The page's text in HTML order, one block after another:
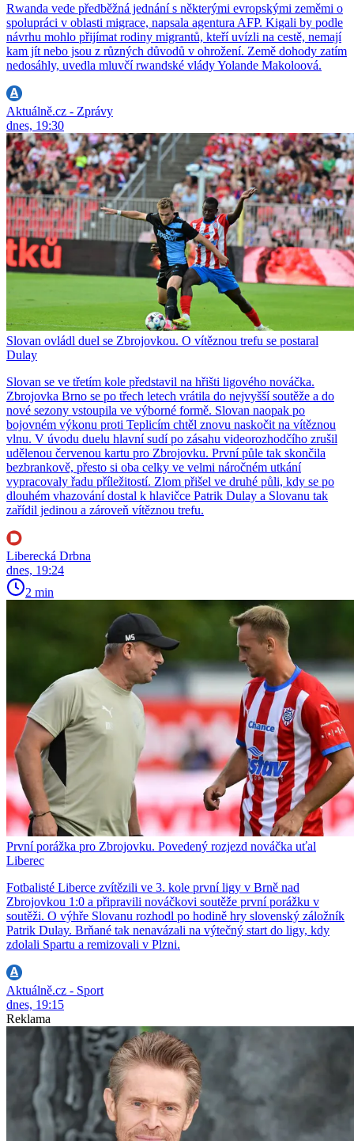
Rwanda vede předběžná jednání s některými evropskými zeměmi o
spolupráci v oblasti migrace, napsala agentura AFP. Kigali by podle
návrhu mohlo přijímat rodiny migrantů, kteří uvízli na cestě, nemají
kam jít nebo jsou z různých důvodů v ohrožení. Země dohody zatím
nedosáhly, uvedla mluvčí rwandské vlády Yolande Makoloová.
Aktuálně.cz - Zprávy
dnes, 19:30
Slovan ovládl duel se Zbrojovkou. O vítěznou trefu se postaral
Dulay
Slovan se ve třetím kole představil na hřišti ligového nováčka.
Zbrojovka Brno se po třech letech vrátila do nejvyšší soutěže a do
nové sezony vstoupila ve výborné formě. Slovan naopak po
bojovném výkonu proti Teplicím chtěl znovu naskočit na vítěznou
vlnu. V úvodu duelu hlavní sudí po zásahu videorozhodčího zrušil
udělenou červenou kartu pro Zbrojovku. První půle tak skončila
bezbrankově, přesto si oba celky ve velmi náročném utkání
vypracovaly řadu příležitostí. Zlom přišel ve druhé půli, kdy se po
dlouhém vhazování dostal k hlavičce Patrik Dulay a Slovanu tak
zařídil jedinou a zároveň vítěznou trefu.
Liberecká Drbna
dnes, 19:24
2 min
První porážka pro Zbrojovku. Povedený rozjezd nováčka uťal
Liberec
Fotbalisté Liberce zvítězili ve 3. kole první ligy v Brně nad
Zbrojovkou 1:0 a připravili nováčkovi soutěže první porážku v
soutěži. O výhře Slovanu rozhodl po hodině hry slovenský záložník
Patrik Dulay. Brňané tak nenavázali na výtečný start do ligy, kdy
zdolali Spartu a remizovali v Plzni.
Aktuálně.cz - Sport
dnes, 19:15
Reklama